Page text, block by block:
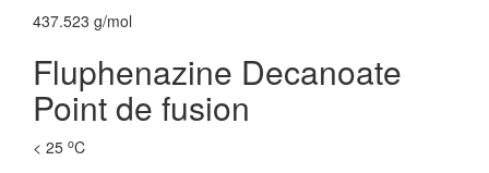
437.523 g/mol
Fluphenazine Decanoate
Point de fusion
< 25 oC